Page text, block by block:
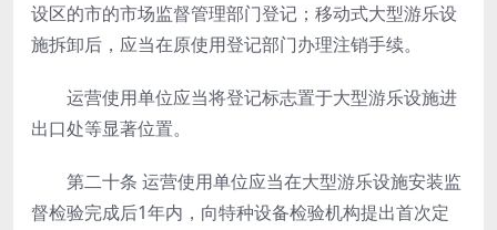
设区的市的市场监督管理部门登记；移动式大型游乐设
施拆卸后，应当在原使用登记部门办理注销手续。
运营使用单位应当将登记标志置于大型游乐设施进
出口处等显著位置。
第二十条 运营使用单位应当在大型游乐设施安装监
督检验完成后1年内，向特种设备检验机构提出首次定